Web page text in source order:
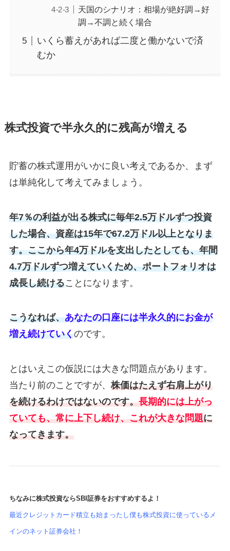
天国のシナリオ：相場が絶好調→好
調→不調と続く場合
いくら蓄えがあれば二度と働かないで済
むか
株式投資で半永久的に残高が増える
貯蓄の株式運用がいかに良い考えであるか、まず
は単純化して考えてみましょう。
年7％の利益が出る株式に毎年2.5万ドルずつ投資
した場合、資産は15年で67.2万ドル以上となりま
す。ここから年4万ドルを支出したとしても、年間
4.7万ドルずつ増えていくため、ポートフォリオは
成長し続けることになります。
こうなれば、あなたの口座には半永久的にお金が
増え続けていくのです。
とはいえこの仮説には大きな問題点があります。
当たり前のことですが、 株価はたえず右肩上がり
を続けるわけではないのです。長期的には上がっ
ていても、常に上下し続け、これが大きな問題に
なってきます。
ちなみに株式投資ならSBI証券をおすすめするよ！
最近クレジットカード積立も始まったし僕も株式投資に使っているメ
インのネット証券会社！